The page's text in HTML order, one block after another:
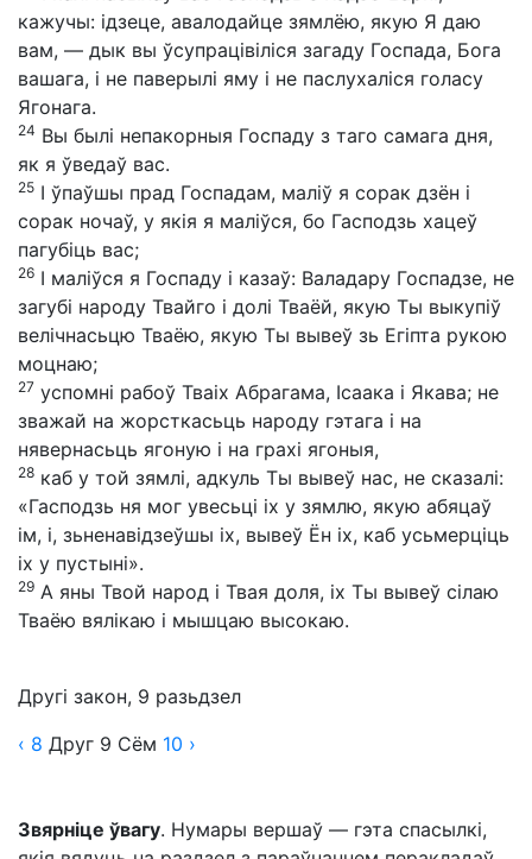
кажучы: ідзеце, авалодайце зямлёю, якую Я даю
вам, — дык вы ўсупрацівіліся загаду Госпада, Бога
вашага, і не паверылі яму і не паслухаліся голасу
Ягонага.
24 Вы былі непакорныя Госпаду з таго самага дня,
як я ўведаў вас.
25 І ўпаўшы прад Госпадам, маліў я сорак дзён і
сорак ночаў, у якія я маліўся, бо Гасподзь хацеў
пагубіць вас;
26 І маліўся я Госпаду і казаў: Валадару Госпадзе, не
загубі народу Твайго і долі Тваёй, якую Ты выкупіў
велічнасьцю Тваёю, якую Ты вывеў зь Егіпта рукою
моцнаю;
27 успомні рабоў Тваіх Абрагама, Ісаака і Якава; не
зважай на жорсткасьць народу гэтага і на
нявернасьць ягоную і на грахі ягоныя,
28 каб у той зямлі, адкуль Ты вывеў нас, не сказалі:
«Гасподзь ня мог увесьці іх у зямлю, якую абяцаў
ім, і, зьненавідзеўшы іх, вывеў Ён іх, каб усьмерціць
іх у пустыні».
29 А яны Твой народ і Твая доля, іх Ты вывеў сілаю
Тваёю вялікаю і мышцаю высокаю.
Другі закон, 9 разьдзел
‹ 8 Друг 9 Сём 10 ›
Звярніце ўвагу. Нумары вершаў — гэта спасылкі,